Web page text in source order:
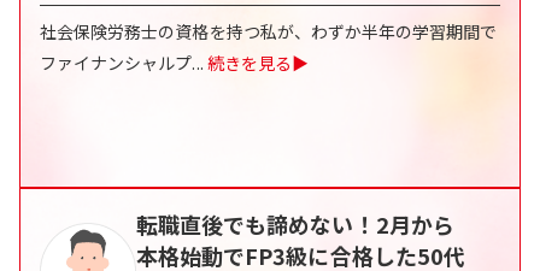
社会保険労務士の資格を持つ私が、わずか半年の学習期間で
ファイナンシャルプ... 続きを見る▶
転職直後でも諦めない！2月から
本格始動でFP3級に合格した50代